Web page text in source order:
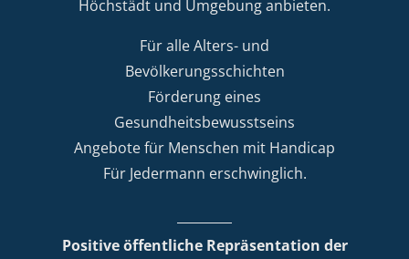
Höchstädt und Umgebung anbieten.
Für alle Alters- und
Bevölkerungsschichten
Förderung eines
Gesundheitsbewusstseins
Angebote für Menschen mit Handicap
Für Jedermann erschwinglich.
Positive öffentliche Repräsentation der